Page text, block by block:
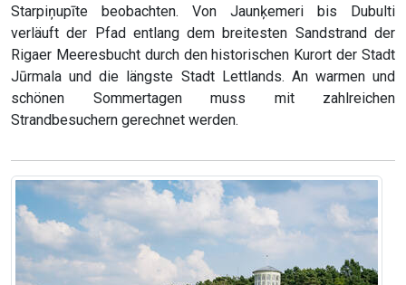
Starpiņupīte beobachten. Von Jaunķemeri bis Dubulti
verläuft der Pfad entlang dem breitesten Sandstrand der
Rigaer Meeresbucht durch den historischen Kurort der Stadt
Jūrmala und die längste Stadt Lettlands. An warmen und
schönen Sommertagen muss mit zahlreichen
Strandbesuchern gerechnet werden.